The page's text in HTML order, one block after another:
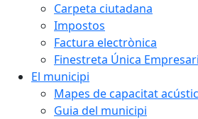
Carpeta ciutadana
Impostos
Factura electrònica
Finestreta Única
El municipi
Mapes de capacitat
Guia del municipi